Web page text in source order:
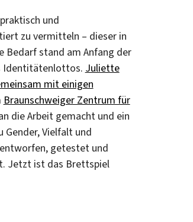
und
zu vermitteln – dieser in
Bedarf stand am Anfang der
Identitätenlottos. Juliette
mit einigen
Braunschweiger Zentrum für
die Arbeit gemacht und ein
Gender, Vielfalt und
getestet und
Jetzt ist das Brettspiel
Toolbox ausgeliehen werden“